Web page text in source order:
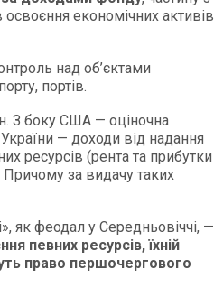
економічних активів
над об’єктами
портів.
З боку США — оціночна
— доходи від надання
ресурсів (рента та прибутки
за видачу таких
як феодал у Середньовіччі, —
певних ресурсів, їхній
право першочергового